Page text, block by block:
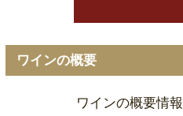
ワインの概要
ワインの概要情